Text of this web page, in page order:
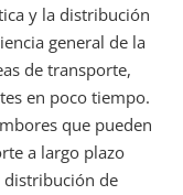
y la distribución
general de la
de transporte,
en poco tiempo.
que pueden
a largo plazo
distribución de